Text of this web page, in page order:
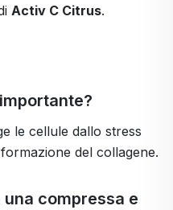
Activ C Citrus.
le cellule dallo stress
del collagene.
compressa e